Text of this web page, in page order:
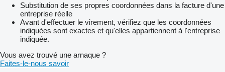
Substitution de ses propres coordonnées dans la facture d'une
entreprise réelle
Avant d'effectuer le virement, vérifiez que les coordonnées
indiquées sont exactes et qu'elles appartiennent à l'entreprise
indiquée.
Vous avez trouvé une arnaque ?
Faites-le-nous savoir